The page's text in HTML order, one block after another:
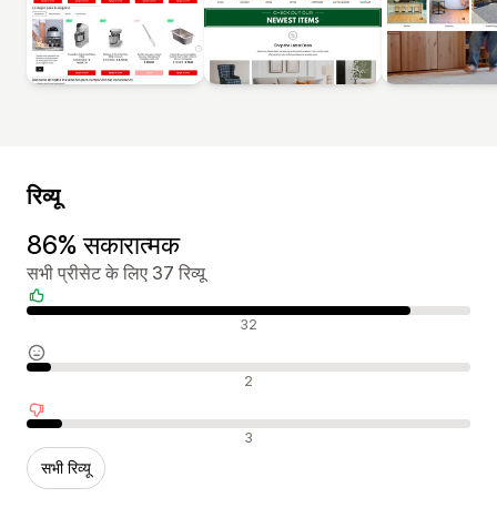
रिव्यू
86% सकारात्मक
सभी प्रीसेट के लिए 37 रिव्यू
सकारात्मक रिव्यू 32
न्यूट्रल रिव्यू 2
नकारात्मक रिव्यू 3
सभी रिव्यू